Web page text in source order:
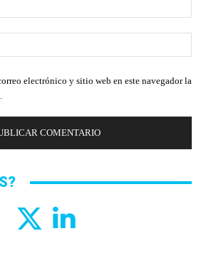
electrónico y sitio web en este navegador la